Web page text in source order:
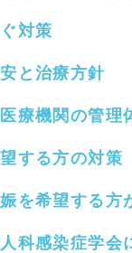
対策
と治療方針
療機関の管理
する方の対策
を希望する方
科感染症学会